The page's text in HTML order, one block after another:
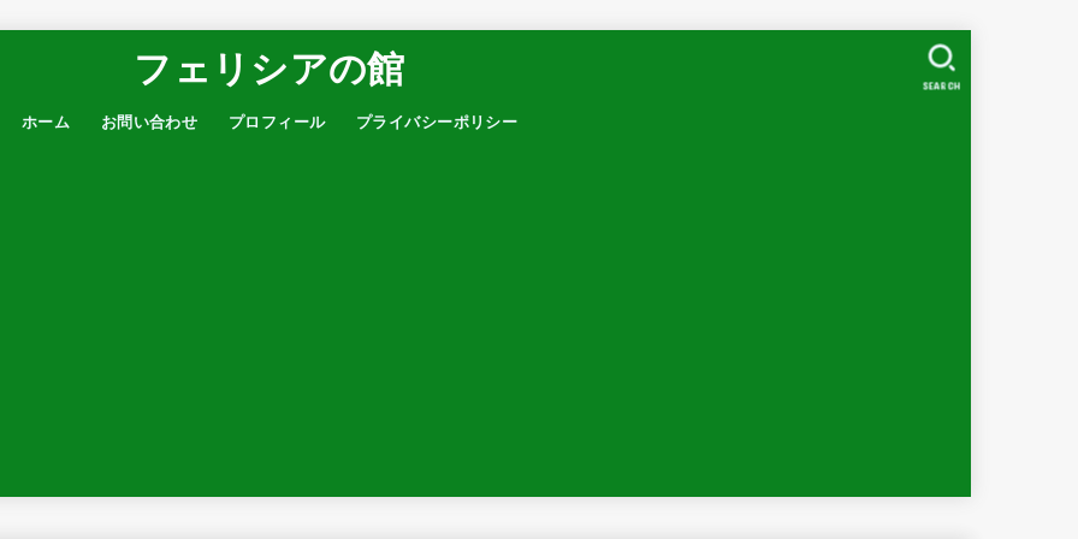
フェリシアの館
ホーム お問い合わせ プロフィール プライバシーポリシー
SEARCH